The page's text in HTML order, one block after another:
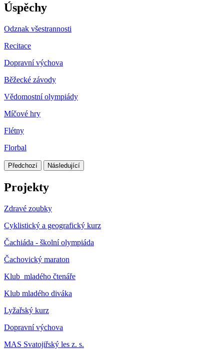
Úspěchy
Odznak všestrannosti
Recitace
Dopravní výchova
Běžecké závody
Vědomostní olympiády
Míčové hry
Flétny
Florbal
Předchozí Následující
Projekty
Zdravé zoubky
Cyklistický a geografický kurz
Čachiáda - školní olympiáda
Čachovický maraton
Klub mladého čtenáře
Klub mladého diváka
Lyžařský kurz
Dopravní výchova
MAS Svatojiřský les z. s.